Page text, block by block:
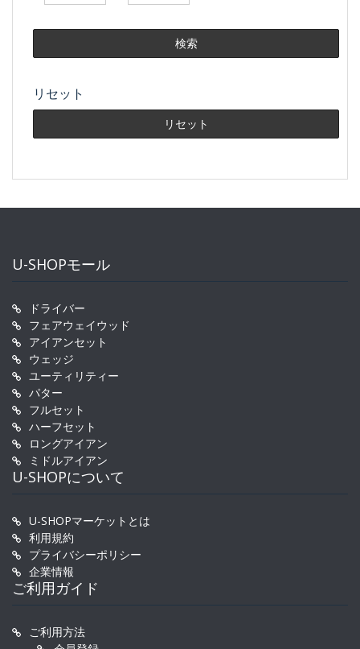
リセット
U-SHOPモール
ドライバー
フェアウェイウッド
アイアンセット
ウェッジ
ユーティリティー
パター
フルセット
ハーフセット
ロングアイアン
ミドルアイアン
U-SHOPについて
U-SHOPマーケットとは
利用規約
プライバシーポリシー
企業情報
ご利用ガイド
ご利用方法